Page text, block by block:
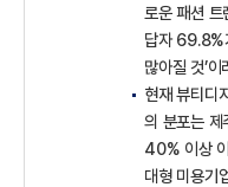
로운 패션
답자 69.8%
많아질 것’이
현재 뷰티디
의 분포는 제
40% 이상
대형 미용기